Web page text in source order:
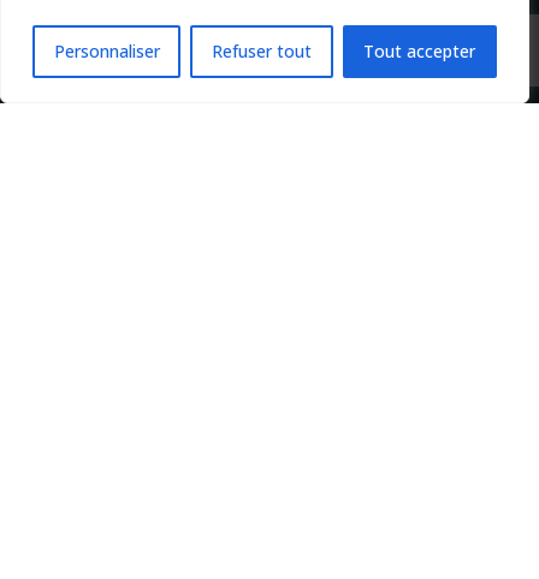
Personnaliser Refuser tout Tout accepter
Politique de confidentialité
Copyright 2024 Apprendre-la-flute-traversiere.comDesign by Agenz